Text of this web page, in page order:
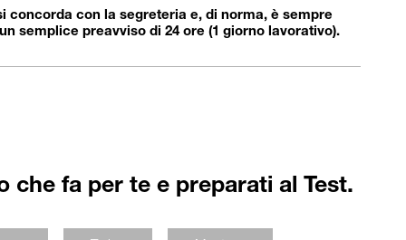
concorda con la segreteria e, di norma, è sempre
semplice preavviso di 24 ore (1 giorno lavorativo).
che fa per te e preparati al Test.